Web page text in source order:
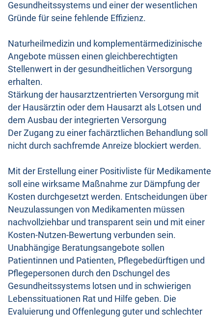
Gesundheitssystems und einer der wesentlichen
Gründe für seine fehlende Effizienz.
Naturheilmedizin und komplementärmedizinische
Angebote müssen einen gleichberechtigten
Stellenwert in der gesundheitlichen Versorgung
erhalten.
Stärkung der hausarztzentrierten Versorgung mit
der Hausärztin oder dem Hausarzt als Lotsen und
dem Ausbau der integrierten Versorgung
Der Zugang zu einer fachärztlichen Behandlung soll
nicht durch sachfremde Anreize blockiert werden.
Mit der Erstellung einer Positivliste für Medikamente
soll eine wirksame Maßnahme zur Dämpfung der
Kosten durchgesetzt werden. Entscheidungen über
Neuzulassungen von Medikamenten müssen
nachvollziehbar und transparent sein und mit einer
Kosten-Nutzen-Bewertung verbunden sein.
Unabhängige Beratungsangebote sollen
Patientinnen und Patienten, Pflegebedürftigen und
Pflegepersonen durch den Dschungel des
Gesundheitssystems lotsen und in schwierigen
Lebenssituationen Rat und Hilfe geben. Die
Evaluierung und Offenlegung guter und schlechter